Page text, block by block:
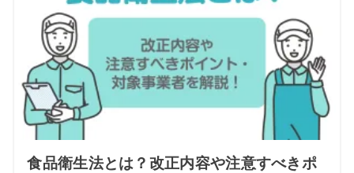
食品衛生法とは？改正内容や注意すべきポ